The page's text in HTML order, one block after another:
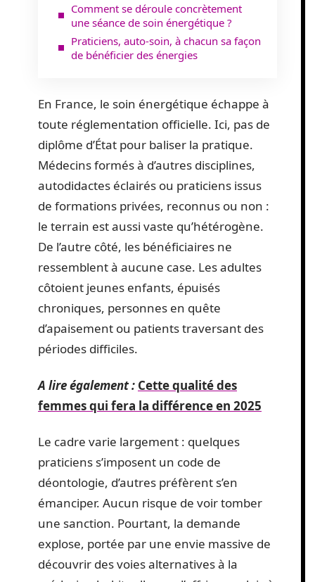
Comment se déroule concrètement
une séance de soin énergétique ?
Praticiens, auto-soin, à chacun sa façon
de bénéficier des énergies
En France, le soin énergétique échappe à
toute réglementation officielle. Ici, pas de
diplôme d’État pour baliser la pratique.
Médecins formés à d’autres disciplines,
autodidactes éclairés ou praticiens issus
de formations privées, reconnus ou non :
le terrain est aussi vaste qu’hétérogène.
De l’autre côté, les bénéficiaires ne
ressemblent à aucune case. Les adultes
côtoient jeunes enfants, épuisés
chroniques, personnes en quête
d’apaisement ou patients traversant des
périodes difficiles.
A lire également : Cette qualité des
femmes qui fera la différence en 2025
Le cadre varie largement : quelques
praticiens s’imposent un code de
déontologie, d’autres préfèrent s’en
émanciper. Aucun risque de voir tomber
une sanction. Pourtant, la demande
explose, portée par une envie massive de
découvrir des voies alternatives à la